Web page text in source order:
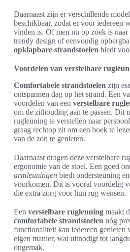
Daarnaast zijn er verschillende
beschikbaar, zodat er voor iedereen
vinden is. Of men nu op zoek is naar
trendy design of eenvoudig
opklapbare strandstoelen biedt
Voordelen van verstelbare
Comfortabele strandstoelen zijn
ontspannen dag op het strand. Een
voordelen van een verstelbare
om de zithouding aan te passen. Dit
rugleuning te verstellen naar
graag rechtop zit om een boek te
van de zon te genieten.
Daarnaast dragen deze verstelbare
ergonomie van de stoel. Een goed
armleuningen biedt ondersteuning
voorkomen. Dit is vooral voordelig
die extra zorg voor hun rug wensen.
Een verstelbare rugleuning maakt
comfortabele strandstoelen nóg
functionaliteit kan iedereen genieten
eigen manier, wat uitnodigt tot
ongemak.